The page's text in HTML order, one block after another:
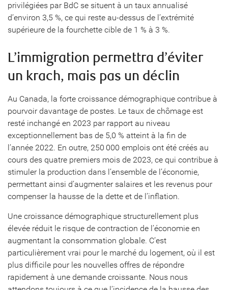
privilégiées par BdC se situent à un taux annualisé
d’environ 3,5 %, ce qui reste au-dessus de l’extrémité
supérieure de la fourchette cible de 1 % à 3 %.
L’immigration permettra d’éviter
un krach, mais pas un déclin
Au Canada, la forte croissance démographique contribue à
pourvoir davantage de postes. Le taux de chômage est
resté inchangé en 2023 par rapport au niveau
exceptionnellement bas de 5,0 % atteint à la fin de
l’année 2022. En outre, 250 000 emplois ont été créés au
cours des quatre premiers mois de 2023, ce qui contribue à
stimuler la production dans l’ensemble de l’économie,
permettant ainsi d’augmenter salaires et les revenus pour
compenser la hausse de la dette et de l’inflation.
Une croissance démographique structurellement plus
élevée réduit le risque de contraction de l’économie en
augmentant la consommation globale. C’est
particulièrement vrai pour le marché du logement, où il est
plus difficile pour les nouvelles offres de répondre
rapidement à une demande croissante. Nous nous